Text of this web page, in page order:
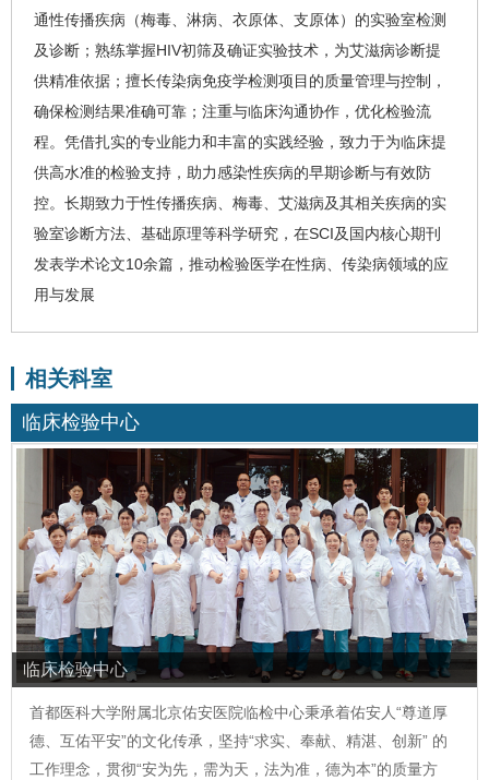
通性传播疾病（梅毒 、淋病、衣原体、支原体）的实验室检测
及诊断；熟练掌握HIV初筛及确证实验技术，为艾滋病诊断提
供精准依据；擅长传染病免疫学检测项目的质量管理与控制，
确保检测结果准确可靠；注重与临床沟通协作，优化检验流
程。凭借扎实的专业能力和丰富的实践经验，致力于为临床提
供高水准的检验支持，助力感染性疾病的早期诊断与有效防
控。长期致力于性传播疾病、梅毒、艾滋病及其相关疾病的实
验室诊断方法、基础原理等科学研究，在SCI及国内核心期刊
发表学术论文10余篇，推动检验医学在性病、传染病领域的应
用与发展
相关科室
临床检验中心
临床检验中心
首都医科大学附属北京佑安医院临检中心秉承着佑安人“尊道厚
德、互佑平安”的文化传承，坚持“求实、奉献、精湛、创新” 的
工作理念，贯彻“安为先，需为天，法为准，德为本”的质量方